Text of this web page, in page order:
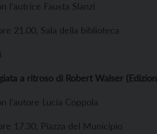
l’autrice Fausta Slanzi
ore 21.00, Sala della biblioteca
a ritroso di Robert Walser
l’autore Lucia Coppola
ore 17.30, Piazza del Municipio